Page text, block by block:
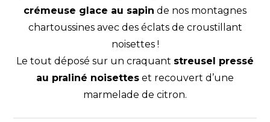
crémeuse glace au sapin de nos montagnes
chartoussines avec des éclats de croustillant
noisettes !
Le tout déposé sur un craquant streusel pressé
au praliné noisettes et recouvert d’une
marmelade de citron.